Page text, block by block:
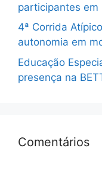
participantes em
4ª Corrida
autonomia em
Educação
presença na
Comentários